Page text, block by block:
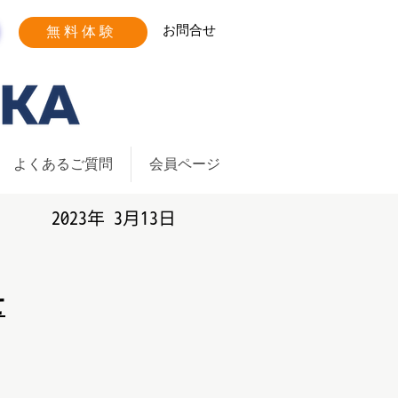
無料体験 お問合せ
よくあるご質問 会員ページ
​2023年 3月13日